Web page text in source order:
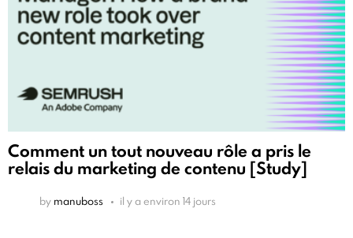
Comment un tout nouveau rôle a pris le
relais du marketing de contenu [Study]
by manuboss il y a environ 14 jours